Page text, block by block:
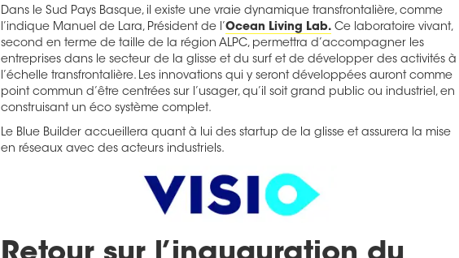
Dans le Sud Pays Basque, il existe une vraie dynamique transfrontalière, comme
l’indique Manuel de Lara, Président de l’Ocean Living Lab. Ce laboratoire vivant,
second en terme de taille de la région ALPC, permettra d’accompagner les
entreprises dans le secteur de la glisse et du surf et de développer des activités à
l’échelle transfrontalière. Les innovations qui y seront développées auront comme
point commun d’être centrées sur l’usager, qu’il soit grand public ou industriel, en
construisant un éco système complet.
Le Blue Builder accueillera quant à lui des startup de la glisse et assurera la mise
en réseaux avec des acteurs industriels.